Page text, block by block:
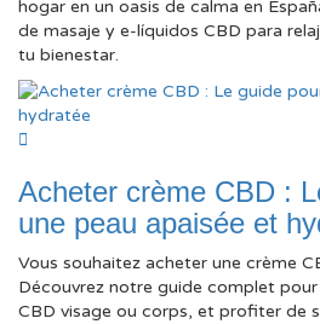
hogar en un oasis de calma en
de masaje y e-líquidos CBD para
tu bienestar.
Acheter crème CBD :
une peau apaisée et
Vous souhaitez acheter une crème
Découvrez notre guide complet
CBD visage ou corps, et profiter de